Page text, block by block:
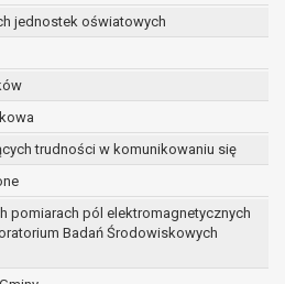
jednostek oświatowych
trudności w komunikowaniu się
pomiarach pól elektromagnetycznych
Badań Środowiskowych
się do czasu wycofania tej
osobowe przetwarzane są
umowy przetwarzanie
niezbędny do realizacji
po tym czasie w zakresie
przepisy prawa lub dla
roszczeń, a w
zgody na przetwarzanie
i rozliczeniu umowy, do
zgody.